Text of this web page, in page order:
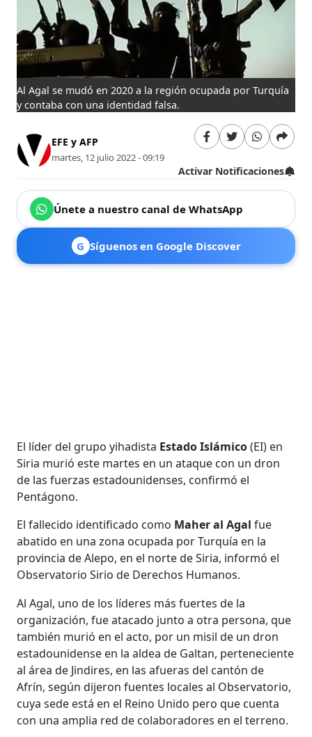
Al Agal se mudó en 2020 a la región ocupada por Turquía
y contaba con una identidad falsa.
EFE y AFP
martes, 12 julio 2022 - 09:19
Activar Notificaciones
Únete a nuestro canal de WhatsApp
G Síguenos en Google Discover
El líder del grupo yihadista Estado Islámico(EI) en
Siria murió este martes en un ataque con un dron
de las fuerzas estadounidenses, confirmó el
Pentágono.
El fallecido identificado como Maher al Agalfue
abatido en una zona ocupada por Turquía en la
provincia de Alepo, en el norte de Siria, informó el
Observatorio Sirio de Derechos Humanos.
Al Agal, uno de los líderes más fuertes de la
organización, fue atacado junto a otra persona, que
también murió en el acto, por un misil de un dron
estadounidense en la aldea de Galtan, perteneciente
al área de Jindires, en las afueras del cantón de
Afrín, según dijeron fuentes locales al Observatorio,
cuya sede está en el Reino Unido pero que cuenta
con una amplia red de colaboradores en el terreno.